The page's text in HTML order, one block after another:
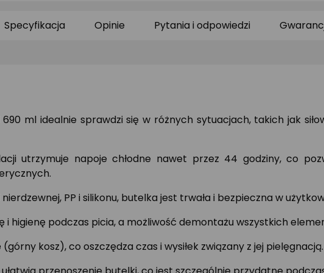
gwiazdki
gwiazdki
Specyfikacja Opinie Pytania i odpowiedzi
ml idealnie sprawdzi się w różnych sytuacjach, takich jak
utrzymuje napoje chłodne nawet przez 44 godziny, co
PP i silikonu, butelka jest trwała i bezpieczna w
i higienę podczas picia, a możliwość demontażu wszystkich
kosz), co oszczędza czas i wysiłek związany z jej pielęgnacją.